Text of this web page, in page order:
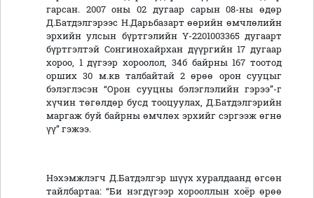
гарсан. 2007 оны 02 дугаар сарын 08-ны өдөр
Д.Батдэлгэрээс Н.Дарьбазарт өөрийн өмчлөлийн
эрхийн улсын бүртгэлийн Ү-2201003365 дугаарт
бүртгэлтэй Сонгинохайрхан дүүргийн 17 дугаар
хороо, 1 дүгээр хороолол, 34б байрны 167 тоотод
орших 30 м.кв талбайтай 2 өрөө орон сууцыг
бэлэглэсэн “Орон сууцны бэлэглэлийн гэрээ”-г
хүчин төгөлдөр бусд тооцуулах, Д.Батдэлгэрийн
маргаж буй байрны өмчлөх эрхийг сэргээж өгнө
үү” гэжээ.
Нэхэмжлэгч Д.Батдэлгэр шүүх хуралдаанд өгсөн
тайлбартаа: “Би нэгдүгээр хорооллын хоёр өрөө